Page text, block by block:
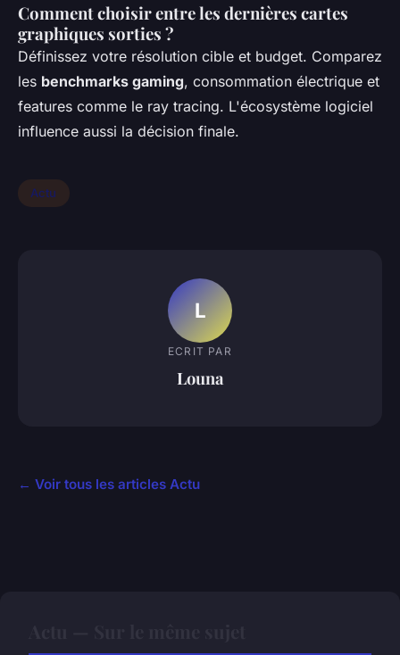
Comment choisir entre les dernières cartes
graphiques sorties ?
Définissez votre résolution cible et budget. Comparez
les benchmarks gaming, consommation électrique et
features comme le ray tracing. L'écosystème logiciel
influence aussi la décision finale.
Actu
L
ECRIT PAR
Louna
← Voir tous les articles Actu